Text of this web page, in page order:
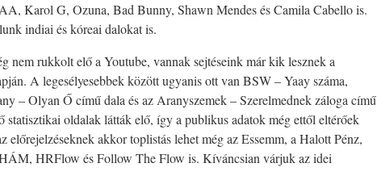
Karol G, Ozuna, Bad Bunny, Shawn Mendes és Camila Cabello is.
indiai és kóreai dalokat is.
nem rukkolt elő a Youtube, vannak sejtéseink már kik lesznek a
A legesélyesebbek között ugyanis ott van BSW – Yaay száma,
– Olyan Ő című dala és az Aranyszemek – Szerelmednek záloga című
statisztikai oldalak látták elő, így a publikus adatok még ettől eltérőek
előrejelzéseknek akkor toplistás lehet még az Essemm, a Halott Pénz,
HRFlow és Follow The Flow is. Kíváncsian várjuk az idei